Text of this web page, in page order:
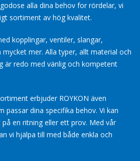
alla dina behov for rördelar, vi
sortiment av hög kvalitet.
kopplingar, ventiler, slangar,
mer. Alla typer, allt material och
är redo med vänlig och kompetent
erbjuder ROYKON även
passar dina specifika behov. Vi kan
en ritning eller ett prov. Med vår
vi hjälpa till med både enkla och